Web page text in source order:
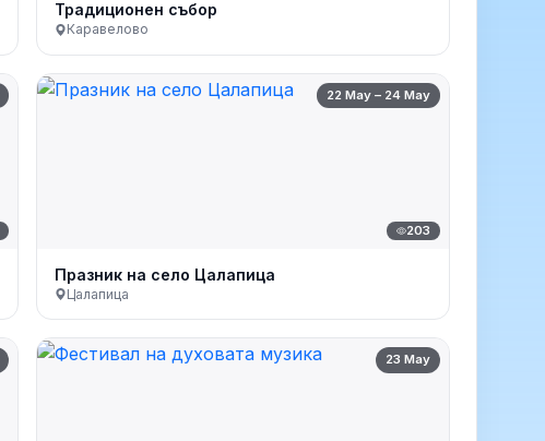
Традиционен събор
Каравелово
22 May – 24 May
203
Празник на село Цалапица
Цалапица
23 May